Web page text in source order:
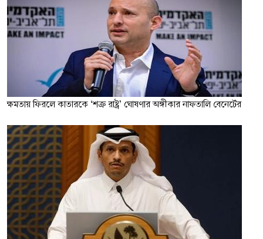
ক্ষমতায় ফিরলে কাতারকে ‘শত্রু রাষ্ট্র’ ঘোষণার অঙ্গীকার নাফতালি বেনেটের